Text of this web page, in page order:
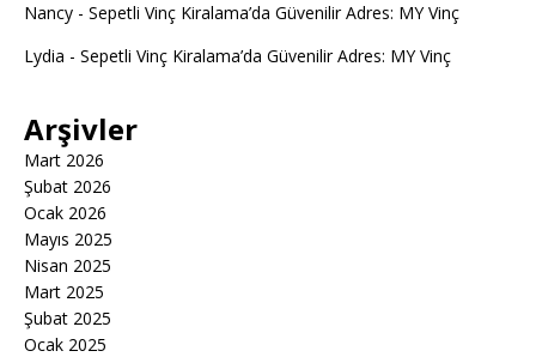
Nancy - Sepetli Vinç Kiralama’da Güvenilir Adres: MY Vinç
Lydia - Sepetli Vinç Kiralama’da Güvenilir Adres: MY Vinç
Arşivler
Mart 2026
Şubat 2026
Ocak 2026
Mayıs 2025
Nisan 2025
Mart 2025
Şubat 2025
Ocak 2025